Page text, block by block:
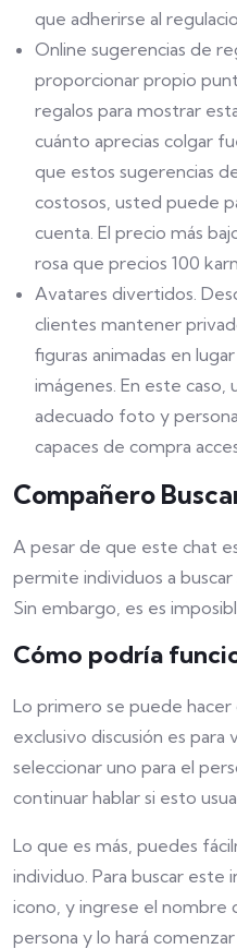
que adherirse al
Online sugerencias de
proporcionar propio
regalos para mostrar
cuánto aprecias colgar
que estos sugerencias
costosos, usted puede
cuenta. El precio más
rosa que precios 100
Avatares divertidos.
clientes mantener
figuras animadas en
imágenes. En este caso,
adecuado foto y
capaces de compra
Compañero
A pesar de que este chat
permite individuos a
Sin embargo, es es
Cómo podría
Lo primero se puede hacer
exclusivo discusión es
seleccionar uno para el
continuar hablar si esto
Lo que es más, puedes
individuo. Para buscar este
icono, y ingrese el nombre
persona y lo hará comenzar